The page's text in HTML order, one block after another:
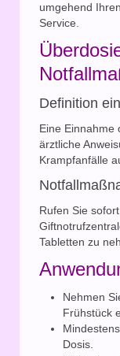
umgehend
Service.
Definition
Eine Einnahme
ärztliche
Krampfanfälle
Rufen Sie
Tabletten zu
Nehmen
Frühstück
Dosis.